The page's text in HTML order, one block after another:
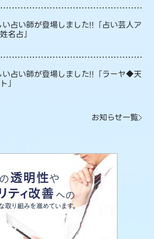
占い師が登場しました!!「占い芸人ア
名占」
占い師が登場しました!!「ラーヤ◆天
」
お知らせ一覧